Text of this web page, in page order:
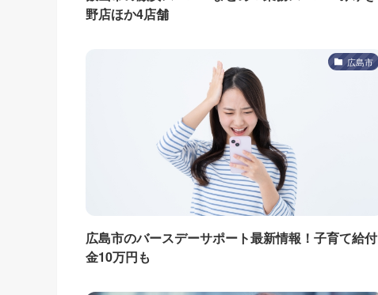
野店ほか4店舗
広島市
広島市のバースデーサポート最新情報！子育て給付
金10万円も